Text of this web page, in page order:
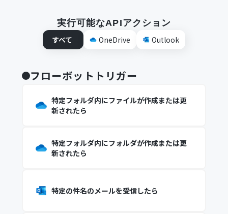
実行可能なAPIアクション
すべて
OneDrive Outlook
フローボットトリガー
特定フォルダ内にファイルが作成または更
新されたら
特定フォルダ内にフォルダが作成または更
新されたら
特定の件名のメールを受信したら